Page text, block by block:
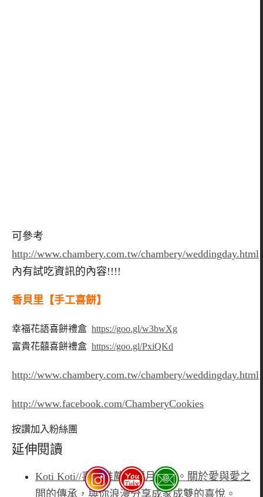
可參考
http://www.chambery.com.tw/chambery/weddingday.html
內有試吃資訊的內容!!!!
香貝里【手工喜餅】
幸福花語喜餅禮盒 https://goo.gl/w3bwXg
富貴花囍喜餅禮盒 https://goo.gl/PxiQKd
http://www.chambery.com.tw/chambery/weddingday.html
http://www.facebook.com/ChamberyCookies
按讚加入粉絲團
延伸閱讀
Koti Koti//喜餅推薦、彌月推薦。關於愛與愛之
間的傳承，與你浪漫分享成家成雙的喜悅。